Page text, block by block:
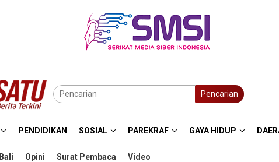
Pencarian
PENDIDIKAN SOSIAL PAREKRAF GAYA HIDUP
Bali Opini Surat Pembaca Video